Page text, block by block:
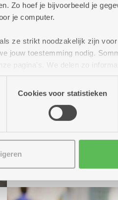
Zo hoef je bijvoorbeeld je
je computer.
ze strikt noodzakelijk zijn
jouw toestemming nodig.
pagina's. We delen zo
en analyse. Deze
Cookies voor statistieken
Vanaf 14.30
Om 14.30 uur:Mis
Hermansniet, zij
repertoires.
Bij
tuin, bij
Van 14 tot 17 uur:
Desselvoor